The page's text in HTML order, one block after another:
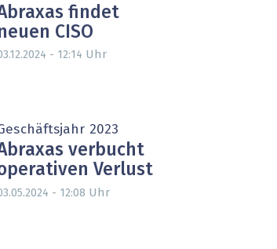
findet
CISO
- 12:14 Uhr
2023
verbucht
Verlust
- 12:08 Uhr